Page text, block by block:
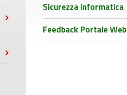
Sicurezza informatica
Feedback Portale Web